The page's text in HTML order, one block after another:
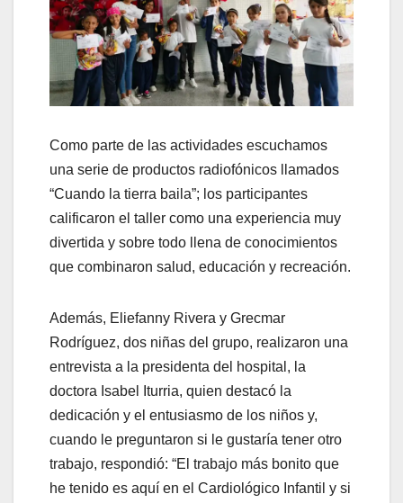
Como parte de las actividades escuchamos
una serie de productos radiofónicos llamados
“Cuando la tierra baila”; los participantes
calificaron el taller como una experiencia muy
divertida y sobre todo llena de conocimientos
que combinaron salud, educación y recreación.
Además, Eliefanny Rivera y Grecmar
Rodríguez, dos niñas del grupo, realizaron una
entrevista a la presidenta del hospital, la
doctora Isabel Iturria, quien destacó la
dedicación y el entusiasmo de los niños y,
cuando le preguntaron si le gustaría tener otro
trabajo, respondió: “El trabajo más bonito que
he tenido es aquí en el Cardiológico Infantil y si